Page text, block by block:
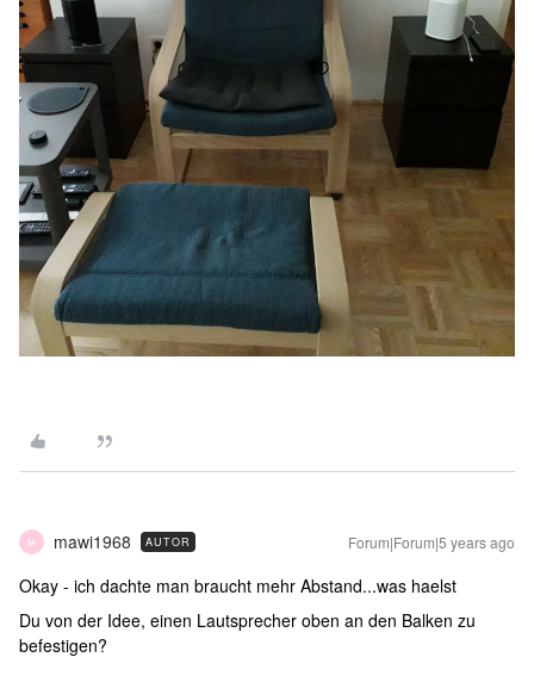
M mawi1968 AUTOR Forum|Forum|5 years ago
Okay - ich dachte man braucht mehr Abstand...was haelst
Du von der Idee, einen Lautsprecher oben an den Balken zu
befestigen?